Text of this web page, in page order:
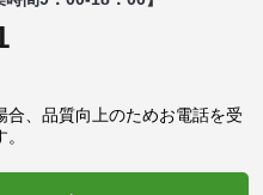
、品質向上のためお電話を受